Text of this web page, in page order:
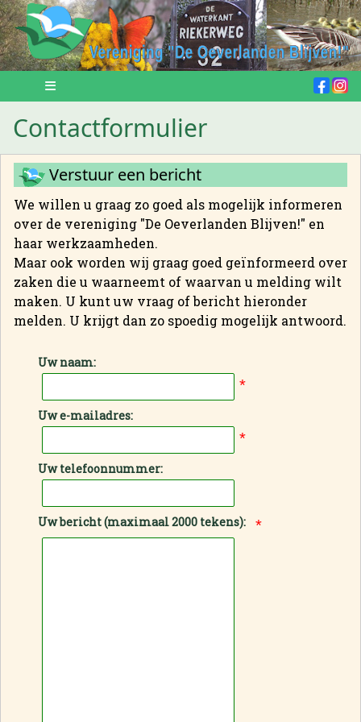
Contactformulier
Verstuur een bericht
We willen u graag zo goed als mogelijk informeren
over de vereniging "De Oeverlanden Blijven!" en
haar werkzaamheden.
Maar ook worden wij graag goed geïnformeerd over
zaken die u waarneemt of waarvan u melding wilt
maken. U kunt uw vraag of bericht hieronder
melden. U krijgt dan zo spoedig mogelijk antwoord.
Uw naam:
*
Uw e-mailadres:
*
Uw telefoonnummer:
Uw bericht (maximaal 2000 tekens): *